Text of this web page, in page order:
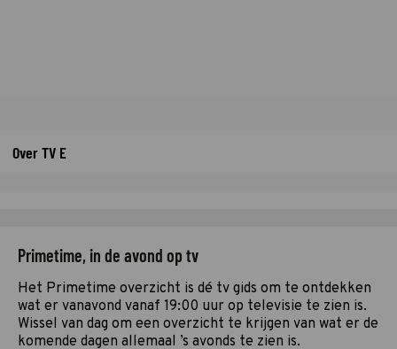
Over TV E
Primetime, in de avond op tv
Het Primetime overzicht is dé tv gids om te ontdekken
wat er vanavond vanaf 19:00 uur op televisie te zien is.
Wissel van dag om een overzicht te krijgen van wat er de
komende dagen allemaal ’s avonds te zien is.